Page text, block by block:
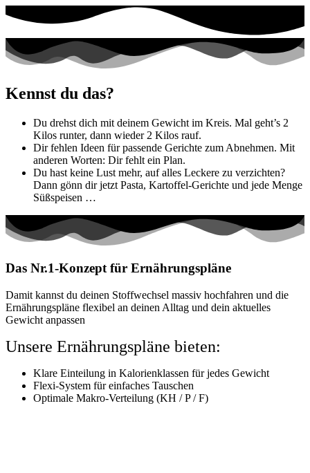
Kennst du das?
Du drehst dich mit deinem Gewicht im Kreis. Mal geht’s 2
Kilos runter, dann wieder 2 Kilos rauf.
Dir fehlen Ideen für passende Gerichte zum Abnehmen. Mit
anderen Worten: Dir fehlt ein Plan.
Du hast keine Lust mehr, auf alles Leckere zu verzichten?
Dann gönn dir jetzt Pasta, Kartoffel-Gerichte und jede Menge
Süßspeisen …
Das Nr.1-Konzept für Ernährungspläne
Damit kannst du deinen Stoffwechsel massiv hochfahren und die
Ernährungspläne flexibel an deinen Alltag und dein aktuelles
Gewicht anpassen
Unsere Ernährungspläne bieten:
Klare Einteilung in Kalorienklassen für jedes Gewicht
Flexi-System für einfaches Tauschen
Optimale Makro-Verteilung (KH / P / F)